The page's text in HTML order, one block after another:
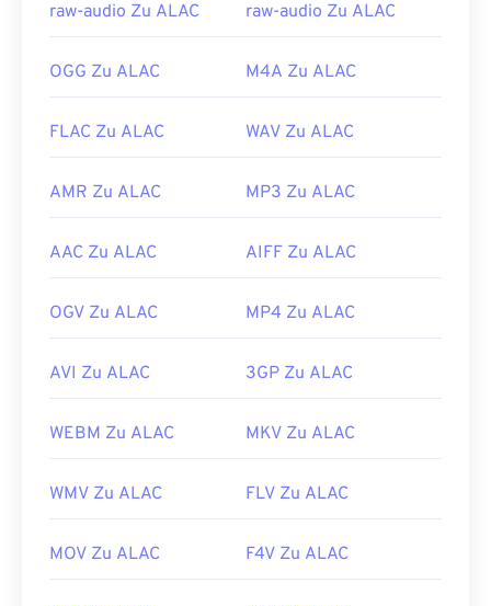
https://en.wikipedia.org/wiki/Windows_Media_Audio
us/windows/desktop/medfound/windows-media-
raw-audio Zu ALAC raw-audio Zu ALAC
OGG Zu ALAC M4A Zu ALAC
FLAC Zu ALAC WAV Zu ALAC
AMR Zu ALAC MP3 Zu ALAC
AAC Zu ALAC AIFF Zu ALAC
OGV Zu ALAC MP4 Zu ALAC
AVI Zu ALAC 3GP Zu ALAC
WEBM Zu ALAC MKV Zu ALAC
WMV Zu ALAC FLV Zu ALAC
MOV Zu ALAC F4V Zu ALAC